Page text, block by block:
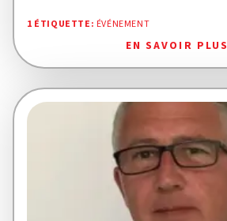
1 ÉTIQUETTE: ÉVÉNEMENT
EN SAVOIR PLUS